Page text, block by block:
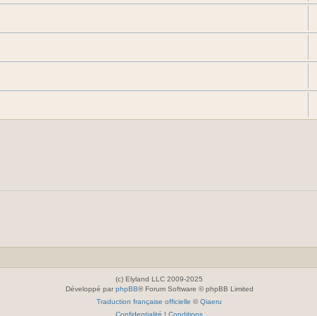
(c) Elyland LLC 2009-2025
Développé par phpBB® Forum Software © phpBB Limited
Traduction française officielle ©Qiaeru
Confidentialité | Conditions